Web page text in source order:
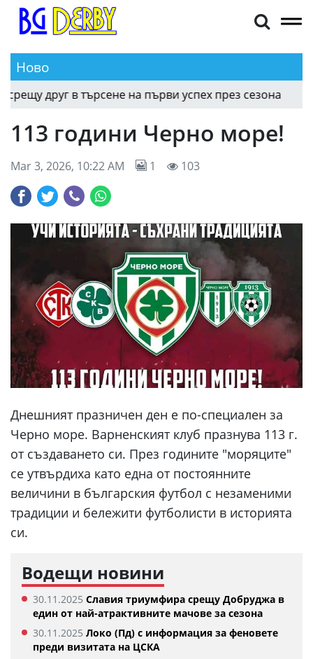
Ново
друг в търсене на първи успех през сезона
113 години Черно море!
Mar 3, 2026, 10:22 AM 1 103
Днешният празничен ден е по-специален за
Черно море. Варненският клуб празнува 113 г.
от създаването си. През годините "моряците"
се утвърдиха като една от постоянните
величини в българския футбол с незаменими
традиции и бележити футболисти в историята
си.
Водещи новини
30.11.2025 Славия триумфира срещу Добруджа в
един от най-атрактивните мачове за сезона
30.11.2025 Локо (Пд) с информация за феновете
преди визитата на ЦСКА